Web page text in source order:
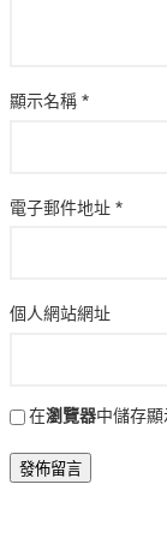
顯示名稱 *
電子郵件地址 *
個人網站網址
在瀏覽器中儲存